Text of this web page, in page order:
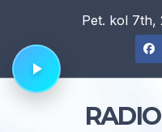
content
Pet. kol 7th,